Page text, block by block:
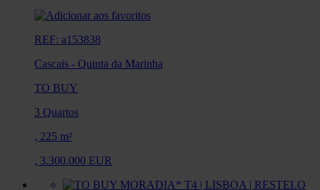
REF: a153838
Cascais - Quinta da Marinha
TO BUY
3 Quartos
, 225 m²
, 3.300.000 EUR